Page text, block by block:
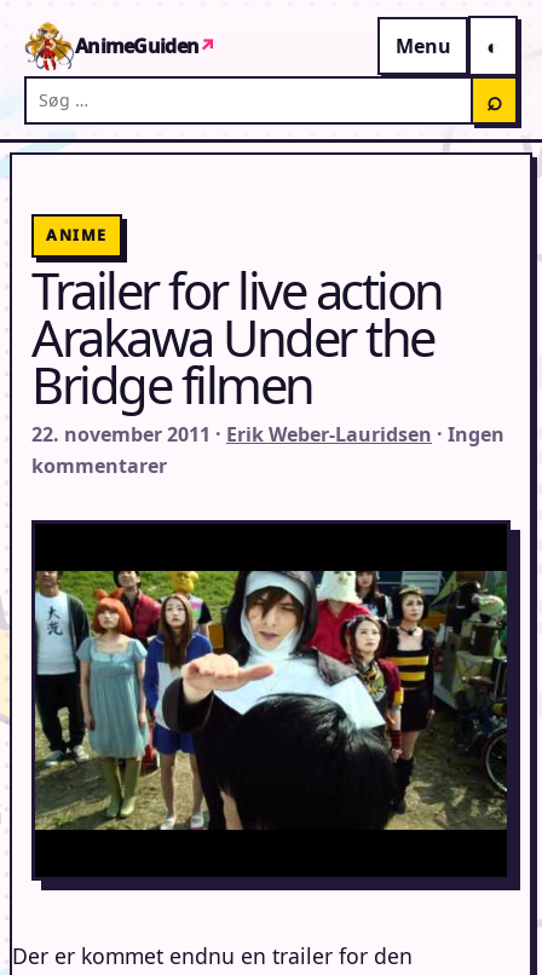
AnimeGuiden↗
Menu
Søg på AnimeGuiden
⌕
ANIME
Trailer for live action
Arakawa Under the
Bridge filmen
22. november 2011 · Erik Weber-Lauridsen · Ingen
kommentarer
Der er kommet endnu en trailer for den